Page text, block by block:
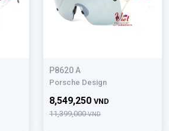
P8620 A
Porsche Design
11,399,000VND
8,549,250 VND